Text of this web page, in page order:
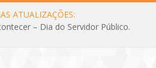
ATUALIZAÇÕES:
– Dia do Servidor Público.